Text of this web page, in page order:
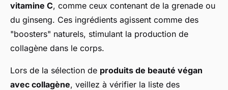
vitamine C, comme ceux contenant de la grenade ou
du ginseng. Ces ingrédients agissent comme des
"boosters" naturels, stimulant la production de
collagène dans le corps.
Lors de la sélection de produits de beauté végan
avec collagène, veillez à vérifier la liste des